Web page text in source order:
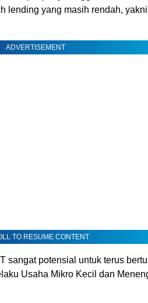
lending yang masih rendah,
ADVERTISEMENT
TO RESUME CONTENT
sangat potensial untuk terus
Usaha Mikro Kecil dan